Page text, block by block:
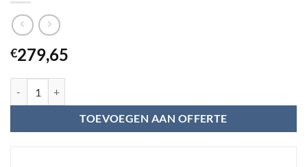
€279,65
TOEVOEGEN AAN OFFERTE